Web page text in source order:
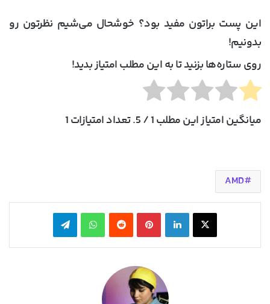
این پست براتون مفید بود؟ خوشحال می‌شیم نظرتون رو
بدونیم!
روی ستاره‌ها بزنید تا به این مطلب امتیاز بدید!
میانگین امتیاز این مطلب1/ 5. تعداد امتیازات 1
AMD
X لینکدین ‫پین‌ترست‫رددیت واتس آپ تلگرام